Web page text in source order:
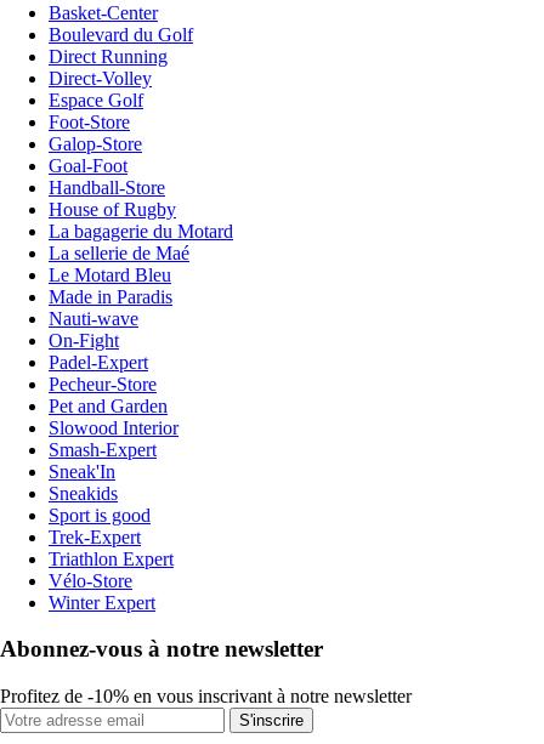
Basket-Center
Boulevard du Golf
Direct Running
Direct-Volley
Espace Golf
Foot-Store
Galop-Store
Goal-Foot
Handball-Store
House of Rugby
La bagagerie du Motard
La sellerie de Maé
Le Motard Bleu
Made in Paradis
Nauti-wave
On-Fight
Padel-Expert
Pecheur-Store
Pet and Garden
Slowood Interior
Smash-Expert
Sneak'In
Sneakids
Sport is good
Trek-Expert
Triathlon Expert
Vélo-Store
Winter Expert
Abonnez-vous à notre newsletter
Profitez de -10% en vous inscrivant à notre newsletter
S'inscrire